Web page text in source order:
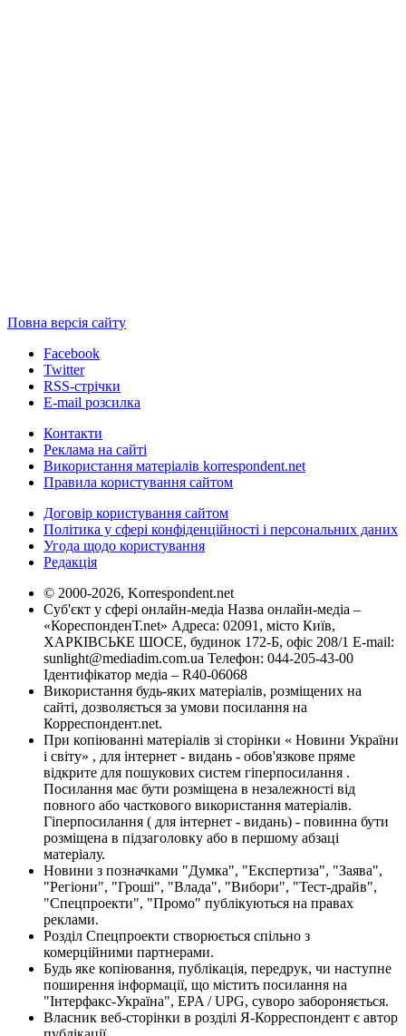
Повна версія сайту
Facebook
Twitter
RSS-стрічки
E-mail розсилка
Контакти
Реклама на сайті
Використання матеріалів korrespondent.net
Правила користування сайтом
Договір користування сайтом
Політика у сфері конфіденційності і персональних даних
Угода щодо користування
Редакція
© 2000-2026, Korrespondent.net
Суб'єкт у сфері онлайн-медіа Назва онлайн-медіа –
«КореспонденТ.net» Адреса: 02091, місто Київ,
ХАРКІВСЬКЕ ШОСЕ, будинок 172-Б, офіс 208/1 E-mail:
sunlight@mediadim.com.ua Телефон: 044-205-43-00
Ідентифікатор медіа – R40-06068
Використання будь-яких матеріалів, розміщених на
сайті, дозволяється за умови посилання на
Корреспондент.net.
При копіюванні матеріалів зі сторінки « Новини України
і світу» , для інтернет - видань - обов'язкове пряме
відкрите для пошукових систем гіперпосилання .
Посилання має бути розміщена в незалежності від
повного або часткового використання матеріалів.
Гіперпосилання ( для інтернет - видань) - повинна бути
розміщена в підзаголовку або в першому абзаці
матеріалу.
Новини з позначками "Думка", "Експертиза", "Заява",
"Регіони", "Гроші", "Влада", "Вибори", "Тест-драйв",
"Спецпроекти", "Промо" публікуються на правах
реклами.
Розділ Спецпроекти створюється спільно з
комерційними партнерами.
Будь яке копіювання, публікація, передрук, чи наступне
поширення інформації, що містить посилання на
"Інтерфакс-Україна", EPA / UPG, суворо забороняється.
Власник веб-сторінки в розділі Я-Корреспондент є автор